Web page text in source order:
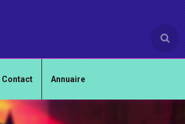
Contact Annuaire